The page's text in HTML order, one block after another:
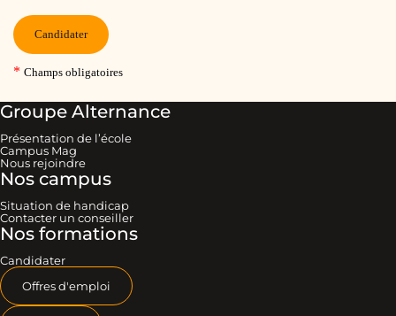
Groupe Alternance
Présentation de l’école
Campus Mag
Nous rejoindre
Nos campus
Situation de handicap
Contacter un conseiller
Nos formations
Candidater
Offres d'emploi